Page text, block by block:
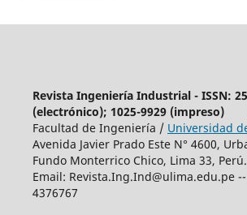
Revista Ingeniería Industrial - ISSN:
(electrónico); 1025-9929 (impreso)
Facultad de Ingeniería / Universidad
Avenida Javier Prado Este N° 4600,
Fundo Monterrico Chico, Lima 33, Perú.
Email: Revista.Ing.Ind@ulima.edu.pe--
4376767